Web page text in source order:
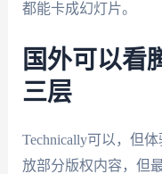
都能卡成幻灯片。
国外可以看
三层
Technically可以，但
放部分版权内容，但